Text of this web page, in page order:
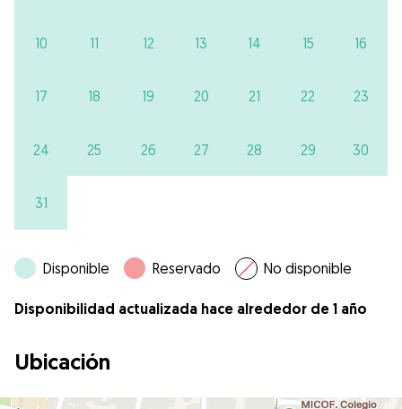
10 11 12 13 14 15 16
17 18 19 20 21 22 23
24 25 26 27 28 29 30
31
Disponible Reservado No disponible
Disponibilidad actualizada hace alrededor de 1 año
Ubicación